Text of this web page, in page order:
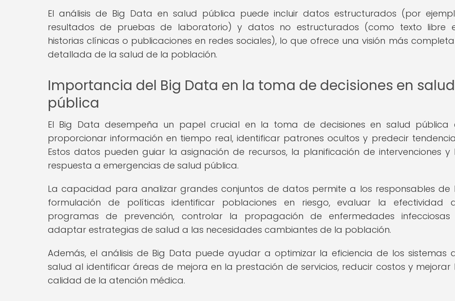
El análisis de Big Data en salud pública puede incluir datos estructurados (por
resultados de pruebas de laboratorio) y datos no estructurados (como texto libre
historias clínicas o publicaciones en redes sociales), lo que ofrece una visión más
detallada de la salud de la población.
Importancia del Big Data en la toma de decisiones en salud
pública
El Big Data desempeña un papel crucial en la toma de decisiones en salud pública
proporcionar información en tiempo real, identificar patrones ocultos y predecir
Estos datos pueden guiar la asignación de recursos, la planificación de intervenciones y
respuesta a emergencias de salud pública.
La capacidad para analizar grandes conjuntos de datos permite a los responsables de
formulación de políticas identificar poblaciones en riesgo, evaluar la efectividad
programas de prevención, controlar la propagación de enfermedades
adaptar estrategias de salud a las necesidades cambiantes de la población.
Además, el análisis de Big Data puede ayudar a optimizar la eficiencia de los sistemas
salud al identificar áreas de mejora en la prestación de servicios, reducir costos y mejorar
calidad de la atención médica.